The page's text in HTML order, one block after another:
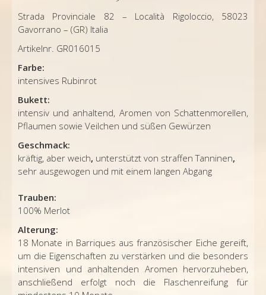
Strada Provinciale 82 – Località Rigoloccio, 58023
Gavorrano – (GR) Italia
Artikelnr. GR016015
Farbe:
intensives Rubinrot
Bukett:
intensiv und anhaltend, Aromen von Schattenmorellen,
Pflaumen sowie Veilchen und süßen Gewürzen
Geschmack:
kräftig, aber weich, unterstützt von straffen Tanninen,
sehr ausgewogen und mit einem langen Abgang
Trauben:
100% Merlot
Alterung:
18 Monate in Barriques aus französischer Eiche gereift,
um die Eigenschaften zu verstärken und die besonders
intensiven und anhaltenden Aromen hervorzuheben,
anschließend erfolgt noch die Flaschenreifung für